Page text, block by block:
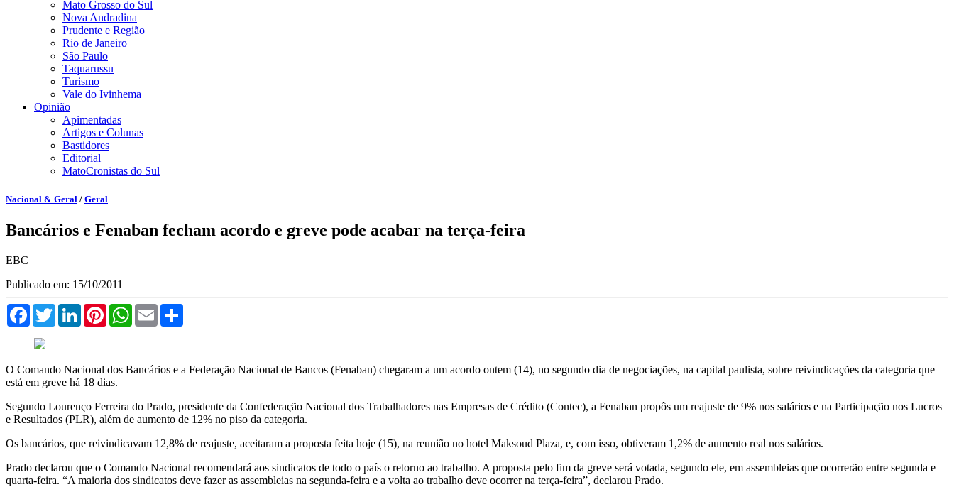
Mato Grosso do Sul
Nova Andradina
Prudente e Região
Rio de Janeiro
São Paulo
Taquarussu
Turismo
Vale do Ivinhema
Opinião
Apimentadas
Artigos e Colunas
Bastidores
Editorial
MatoCronistas do Sul
Nacional & Geral / Geral
Bancários e Fenaban fecham acordo e greve pode acabar na terça-feira
EBC
Publicado em: 15/10/2011
FacebookTwitterLinkedInPinterestWhatsApp
Email
O Comando Nacional dos Bancários e a Federação Nacional de Bancos (Fenaban) chegaram a um acordo ontem (14), no segundo dia de negociações, na capital paulista, sobre reivindicações da categoria que
está em greve há 18 dias.
Segundo Lourenço Ferreira do Prado, presidente da Confederação Nacional dos Trabalhadores nas Empresas de Crédito (Contec), a Fenaban propôs um reajuste de 9% nos salários e na Participação nos Lucros
e Resultados (PLR), além de aumento de 12% no piso da categoria.
Os bancários, que reivindicavam 12,8% de reajuste, aceitaram a proposta feita hoje (15), na reunião no hotel Maksoud Plaza, e, com isso, obtiveram 1,2% de aumento real nos salários.
Prado declarou que o Comando Nacional recomendará aos sindicatos de todo o país o retorno ao trabalho. A proposta pelo fim da greve será votada, segundo ele, em assembleias que ocorrerão entre segunda e
quarta-feira. “A maioria dos sindicatos deve fazer as assembleias na segunda-feira e a volta ao trabalho deve ocorrer na terça-feira”, declarou Prado.